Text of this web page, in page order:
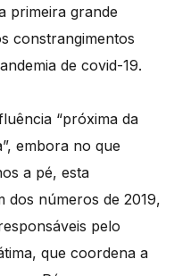
primeira grande
constrangimentos
de covid-19.
“próxima da
embora no que
a pé, esta
dos números de 2019,
pelo
que coordena a